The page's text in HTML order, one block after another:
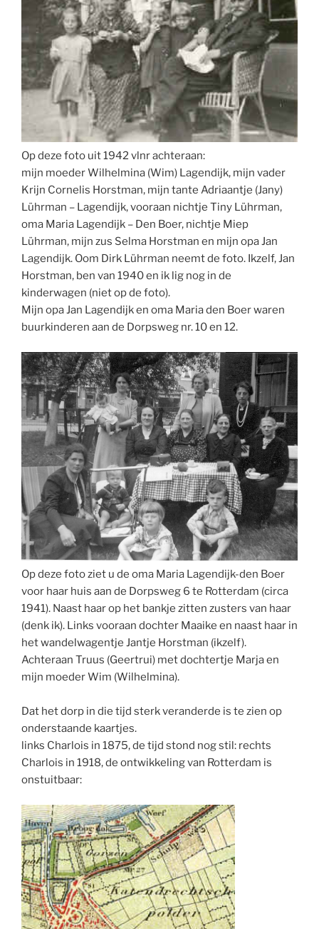
Op deze foto uit 1942 vlnr achteraan:
mijn moeder Wilhelmina (Wim) Lagendijk, mijn vader
Krijn Cornelis Horstman, mijn tante Adriaantje (Jany)
Lührman – Lagendijk, vooraan nichtje Tiny Lührman,
oma Maria Lagendijk – Den Boer, nichtje Miep
Lührman, mijn zus Selma Horstman en mijn opa Jan
Lagendijk. Oom Dirk Lührman neemt de foto. Ikzelf, Jan
Horstman, ben van 1940 en ik lig nog in de
kinderwagen (niet op de foto).
Mijn opa Jan Lagendijk en oma Maria den Boer waren
buurkinderen aan de Dorpsweg nr. 10 en 12.
Op deze foto ziet u de oma Maria Lagendijk-den Boer
voor haar huis aan de Dorpsweg 6 te Rotterdam (circa
1941). Naast haar op het bankje zitten zusters van haar
(denk ik). Links vooraan dochter Maaike en naast haar in
het wandelwagentje Jantje Horstman (ikzelf).
Achteraan Truus (Geertrui) met dochtertje Marja en
mijn moeder Wim (Wilhelmina).
Dat het dorp in die tijd sterk veranderde is te zien op
onderstaande kaartjes.
links Charlois in 1875, de tijd stond nog stil: rechts
Charlois in 1918, de ontwikkeling van Rotterdam is
onstuitbaar: